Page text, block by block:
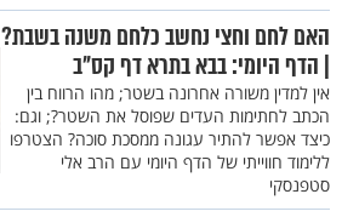
האם לחם וחצי נחשב כלחם משנה בשבת?
| הדף היומי: בבא בתרא דף קס"ב
אין למדין משורה אחרונה בשטר; מהו הרווח בין
הכתב לחתימות העדים שפוסל את השטר?; וגם:
כיצד אפשר להתיר עגונה ממסכת סוכה? הצטרפו
ללימוד חווייתי של הדף היומי עם הרב אלי
סטפנסקי